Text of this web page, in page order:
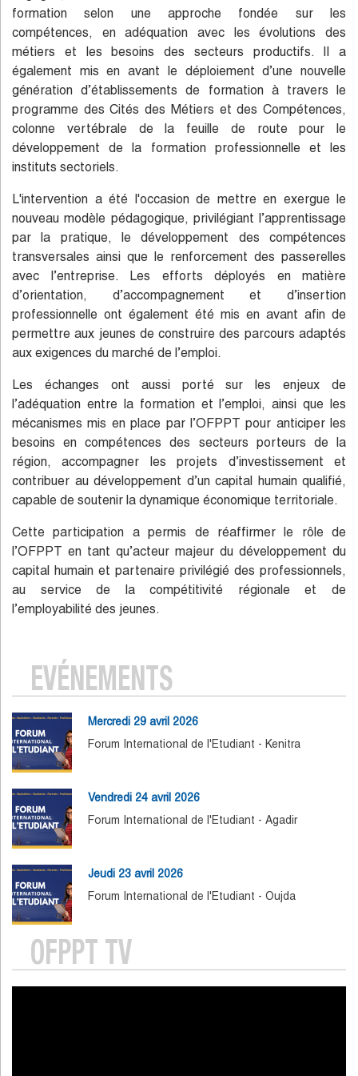
formation selon une approche fondée sur les
compétences, en adéquation avec les évolutions des
métiers et les besoins des secteurs productifs. Il a
également mis en avant le déploiement d’une nouvelle
génération d’établissements de formation à travers le
programme des Cités des Métiers et des Compétences,
colonne vertébrale de la feuille de route pour le
développement de la formation professionnelle et les
instituts sectoriels.
L'intervention a été l'occasion de mettre en exergue le
nouveau modèle pédagogique, privilégiant l’apprentissage
par la pratique, le développement des compétences
transversales ainsi que le renforcement des passerelles
avec l’entreprise. Les efforts déployés en matière
d’orientation, d’accompagnement et d’insertion
professionnelle ont également été mis en avant afin de
permettre aux jeunes de construire des parcours adaptés
aux exigences du marché de l’emploi.
Les échanges ont aussi porté sur les enjeux de
l’adéquation entre la formation et l’emploi, ainsi que les
mécanismes mis en place par l’OFPPT pour anticiper les
besoins en compétences des secteurs porteurs de la
région, accompagner les projets d’investissement et
contribuer au développement d’un capital humain qualifié,
capable de soutenir la dynamique économique territoriale.
Cette participation a permis de réaffirmer le rôle de
l’OFPPT en tant qu’acteur majeur du développement du
capital humain et partenaire privilégié des professionnels,
au service de la compétitivité régionale et de
l’employabilité des jeunes.
EVÉNEMENTS
Mercredi 29 avril 2026
Forum International de l'Etudiant - Kenitra
Vendredi 24 avril 2026
Forum International de l'Etudiant - Agadir
Jeudi 23 avril 2026
Forum International de l'Etudiant - Oujda
OFPPT TV